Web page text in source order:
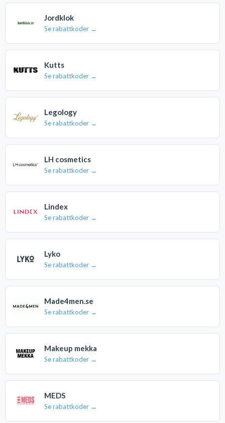
Jordklok
Se rabattkoder →
Kutts
Se rabattkoder →
Legology
Se rabattkoder →
LH cosmetics
Se rabattkoder →
Lindex
Se rabattkoder →
Lyko
Se rabattkoder →
Made4men.se
Se rabattkoder →
Makeup mekka
Se rabattkoder →
MEDS
Se rabattkoder →